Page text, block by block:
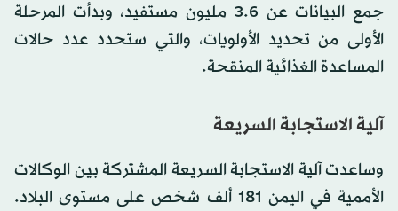
جمع البيانات عن 3.6 مليون مستفيد، وبدأت المرحلة
الأولى من تحديد الأولويات، والتي ستحدد عدد حالات
المساعدة الغذائية المنقحة.
آلية الاستجابة السريعة
وساعدت آلية الاستجابة السريعة المشتركة بين الوكالات
الأممية في اليمن 181 ألف شخص على مستوى البلاد.